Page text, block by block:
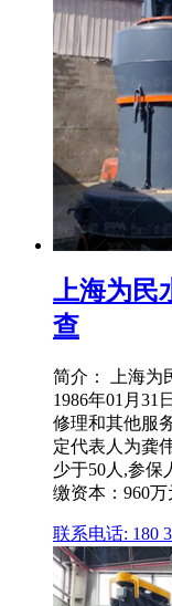
上海为民
查
简介： 上海为
1986年01月31
修理和其他服
定代表人为龚
少于50人,参保
缴资本：960万
联系电话: 180